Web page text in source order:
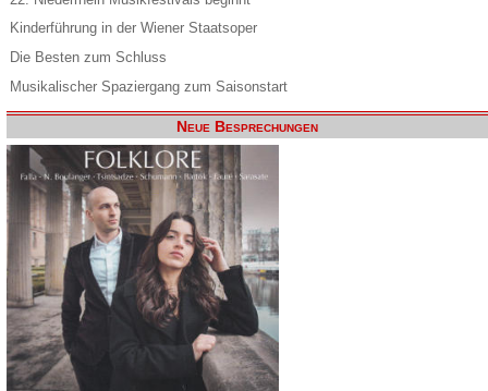
Kinderführung in der Wiener Staatsoper
Die Besten zum Schluss
Musikalischer Spaziergang zum Saisonstart
Neue Besprechungen